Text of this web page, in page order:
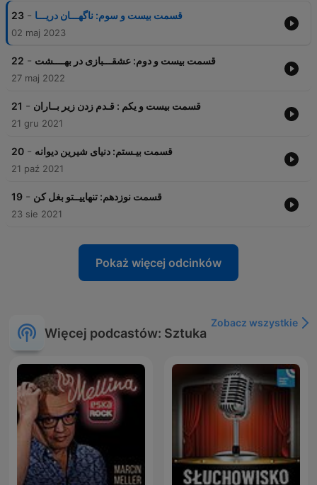
23 - قسمت بیست و سوم: ناگهـــان دریـــا
02 maj 2023
22 - قسمت بیست و دوم: عشقـــبازی در بهــــشت
27 maj 2022
21 - قسمت بیست و یکم : قـدم زدن زیر بــاران
21 gru 2021
20 - قسمت بیـستم: دنیای شیرین دیوانه
21 paź 2021
19 - قسمت نوزدهم: تنهاییــتو بغل کن
23 sie 2021
Pokaż więcej odcinków
Więcej podcastów: Sztuka
Zobacz wszystkie